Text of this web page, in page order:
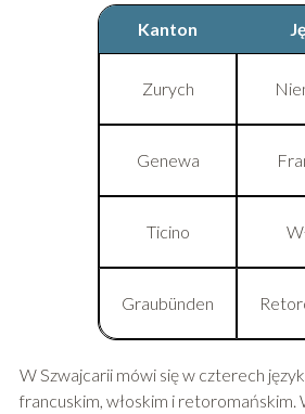
Kanton
Zurych
Genewa
Ticino
Graubünden
W Szwajcarii mówi się w czterech
francuskim, włoskim i retoromańskim.